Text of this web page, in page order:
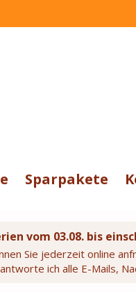
Sparpakete
vom 03.08. bis
Sie jederzeit online
ich alle E-Mails,